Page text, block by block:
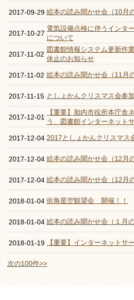
2017-09-29 絵本の読み聞かせ会（10月
2017-10-27
電気設備点検に伴うインタ
について
2017-11-02
図書館情報システム更新作
休止のお知らせ
2017-11-02 絵本の読み聞かせ会（11月
2017-11-15 としょかんクリスマス会参
2017-12-01
【重要】胎内市役所本庁舎
う、図書館インターネット
2017-12-04 2017としょかんクリスマス
2017-12-04 絵本の読み聞かせ会（12月
2017-12-04 絵本の読み聞かせ会（12月
2018-01-04 街角星空観望会 開催！！
2018-01-04 絵本の読み聞かせ会（１月の
2018-01-19 【重要】インターネットサ
次の100件>>